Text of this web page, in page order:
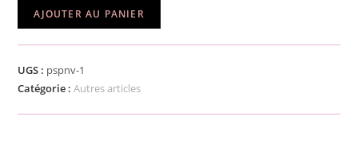
quantité
de
panneau
simili
trousse
AJOUTER AU PANIER
UGS : pspnv-1
Catégorie :Autres articles